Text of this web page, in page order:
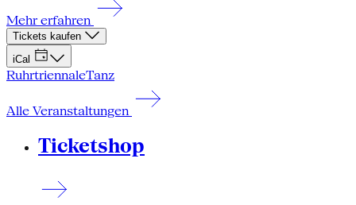
Mehr erfahren
Tickets kaufen
iCal
RuhrtriennaleTanz
Alle Veranstaltungen
Ticketshop